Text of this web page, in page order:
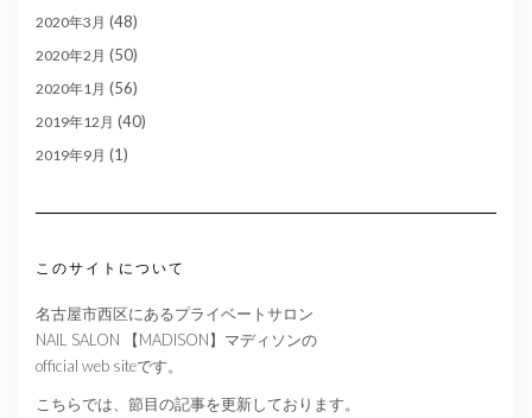
2020年3月 (48)
2020年2月 (50)
2020年1月 (56)
2019年12月 (40)
2019年9月 (1)
このサイトについて
名古屋市西区にあるプライベートサロン
NAIL SALON 【MADISON】マディソンの
official web siteです。
こちらでは、節目の記事を更新しております。